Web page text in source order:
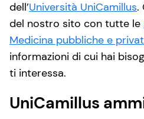
dell’Università UniCamillus.
del nostro sito con tutte le
Medicina pubbliche e
informazioni di cui hai
ti interessa.
UniCamillus